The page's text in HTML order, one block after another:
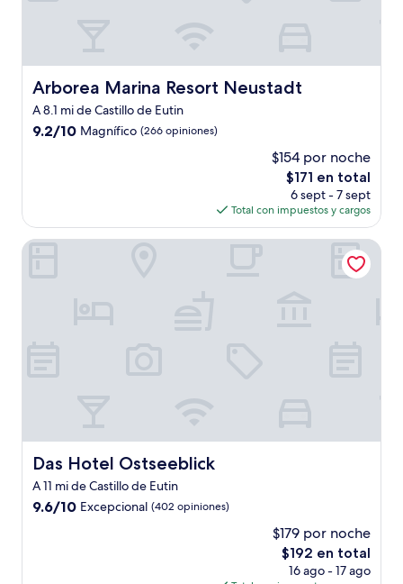
Arborea Marina Resort Neustadt
Arborea Marina Resort Neustadt
A 8.1 mi de Castillo de Eutin
9.2
9.2/10 Magnífico (266 opiniones)
$154 por noche
El
precio
actual
es
de
$171 en total
6 sept - 7 sept
Total con impuestos y cargos
Das Hotel Ostseeblick
Das Hotel Ostseeblick
A 11 mi de Castillo de Eutin
9.6
9.6/10 Excepcional (402 opiniones)
$179 por noche
El
precio
$192 en total
16 ago - 17 ago
Das Hotel Ostseeblick